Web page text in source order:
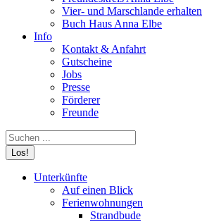
Vier- und Marschlande erhalten
Buch Haus Anna Elbe
Info
Kontakt & Anfahrt
Gutscheine
Jobs
Presse
Förderer
Freunde
Search:
Unterkünfte
Auf einen Blick
Ferienwohnungen
Strandbude